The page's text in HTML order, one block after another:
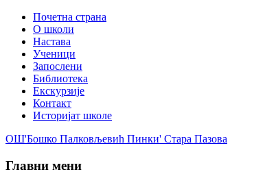
Почетна страна
О школи
Настава
Ученици
Запослени
Библиотека
Екскурзије
Контакт
Историјат школе
ОШ'Бошко Палковљевић Пинки' Стара Пазова
Главни мени